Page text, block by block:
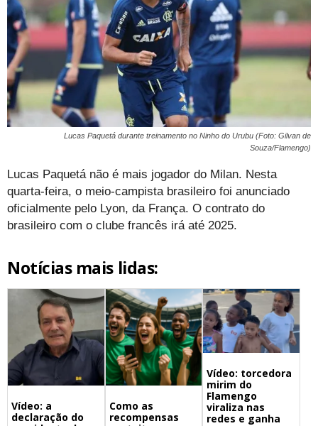
Lucas Paquetá durante treinamento no Ninho do Urubu (Foto: Gilvan de
Souza/Flamengo)
Lucas Paquetá não é mais jogador do Milan. Nesta
quarta-feira, o meio-campista brasileiro foi anunciado
oficialmente pelo Lyon, da França. O contrato do
brasileiro com o clube francês irá até 2025.
Notícias mais lidas:
Vídeo: a
declaração do
Como as
recompensas
Vídeo: torcedora
mirim do
Flamengo
viraliza nas
redes e ganha